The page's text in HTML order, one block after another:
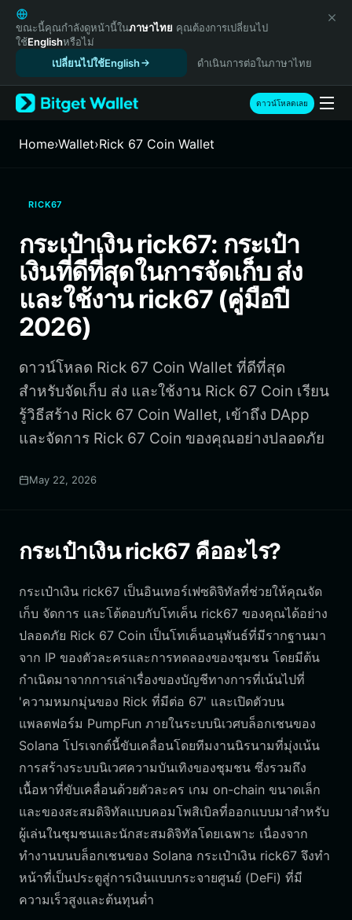
English
日本語
Tiếng Việt
Español (Latinoamérica)
Türkçe
Français
繁體中文
Bahasa Indonesia
ภาษาไทย
Español
Português (Brasil)
ขณะนี้คุณกำลังดูหน้านี้ในภาษาไทย คุณต้องการเปลี่ยนไป
ใช้Englishหรือไม่
เปลี่ยนไปใช้English
ดำเนินการต่อในภาษาไทย
ดาวน์โหลดเลย
Home›Wallet›Rick 67 Coin Wallet
RICK67
กระเป๋าเงิน rick67: กระเป๋า
เงินที่ดีที่สุดในการจัดเก็บ ส่ง
และใช้งาน rick67 (คู่มือปี
2026)
ดาวน์โหลด Rick 67 Coin Wallet ที่ดีที่สุด
สำหรับจัดเก็บ ส่ง และใช้งาน Rick 67 Coin เรียน
รู้วิธีสร้าง Rick 67 Coin Wallet, เข้าถึง DApp
และจัดการ Rick 67 Coin ของคุณอย่างปลอดภัย
May 22, 2026
กระเป๋าเงิน rick67 คืออะไร?
กระเป๋าเงิน rick67 เป็นอินเทอร์เฟซดิจิทัลที่ช่วยให้คุณจัด
เก็บ จัดการ และโต้ตอบกับโทเค็น rick67 ของคุณได้อย่าง
ปลอดภัย Rick 67 Coin เป็นโทเค็นอนุพันธ์ที่มีรากฐานมา
จาก IP ของตัวละครและการทดลองของชุมชน โดยมีต้น
กำเนิดมาจากการเล่าเรื่องของบัญชีทางการที่เน้นไปที่
'ความหมกมุ่นของ Rick ที่มีต่อ 67' และเปิดตัวบน
แพลตฟอร์ม PumpFun ภายในระบบนิเวศบล็อกเชนของ
Solana โปรเจกต์นี้ขับเคลื่อนโดยทีมงานนิรนามที่มุ่งเน้น
การสร้างระบบนิเวศความบันเทิงของชุมชน ซึ่งรวมถึง
เนื้อหาที่ขับเคลื่อนด้วยตัวละคร เกม on-chain ขนาดเล็ก
และของสะสมดิจิทัลแบบคอมโพสิเบิลที่ออกแบบมาสำหรับ
ผู้เล่นในชุมชนและนักสะสมดิจิทัลโดยเฉพาะ เนื่องจาก
ทำงานบนบล็อกเชนของ Solana กระเป๋าเงิน rick67 จึงทำ
หน้าที่เป็นประตูสู่การเงินแบบกระจายศูนย์ (DeFi) ที่มี
ความเร็วสูงและต้นทุนต่ำ